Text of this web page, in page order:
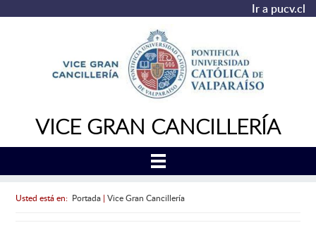
Ir a pucv.cl
VICE GRAN CANCILLERÍA
Usted está en: Portada| Vice Gran Cancillería